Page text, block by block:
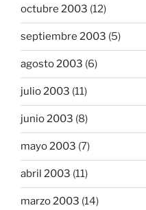
octubre 2003 (12)
septiembre 2003 (5)
agosto 2003 (6)
julio 2003 (11)
junio 2003 (8)
mayo 2003 (7)
abril 2003 (11)
marzo 2003 (14)